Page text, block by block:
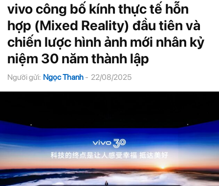
vivo công bố kính thực tế hỗn
hợp (Mixed Reality) đầu tiên và
chiến lược hình ảnh mới nhân kỷ
niệm 30 năm thành lập
Người gửi: Ngọc Thanh - 22/08/2025